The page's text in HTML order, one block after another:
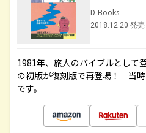
D-Books
2018.12.20 発売
1981年、旅人のバイブルとして
の初版が復刻版で再登場！ 当
です。